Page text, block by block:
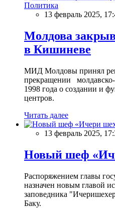
Политика
13 февраль 2025,
Молдова
в Кишиневе
МИД Молдовы принял
прекращении молдавско-
1998 года о создании и
центров.
Читать далее
13 февраль 2025,
Новый шеф
Распоряжением главы
назначен новым главой
заповедника
Баку.